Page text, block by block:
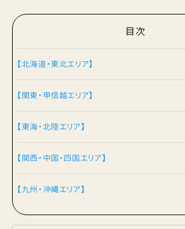
目次
【北海道・東北エリア】
【関東・甲信越エリア】
【東海・北陸エリア】
【関西・中国・四国エリア】
【九州・沖縄エリア】